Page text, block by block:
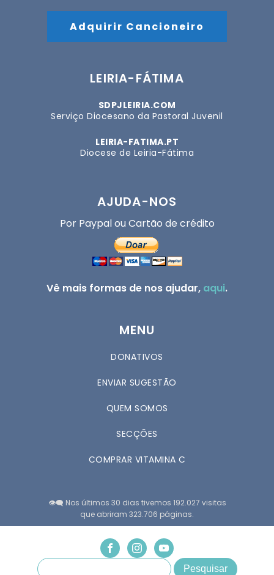
Adquirir Cancioneiro
LEIRIA-FÁTIMA
SDPJLEIRIA.COM
Serviço Diocesano da Pastoral Juvenil
LEIRIA-FATIMA.PT
Diocese de Leiria-Fátima
AJUDA-NOS
Por Paypal ou Cartão de crédito
Vê mais formas de nos ajudar, aqui.
MENU
DONATIVOS
ENVIAR SUGESTÃO
QUEM SOMOS
SECÇÕES
COMPRAR VITAMINA C
👁️‍🗨️ Nos últimos 30 dias tivemos 192.027 visitas
que abriram 323.706 páginas.